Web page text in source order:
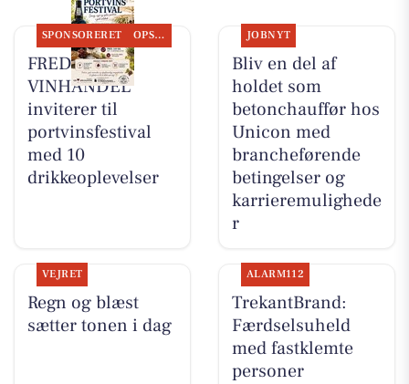
SPONSORERET OPSLAGSTAVLEN
FREDERICIA
VINHANDEL
inviterer til
portvinsfestival
med 10
drikkeoplevelser
JOBNYT
Bliv en del af
holdet som
betonchauffør hos
Unicon med
brancheførende
betingelser og
karrieremulighede
r
VEJRET
Regn og blæst
sætter tonen i dag
ALARM112
TrekantBrand:
Færdselsuheld
med fastklemte
personer